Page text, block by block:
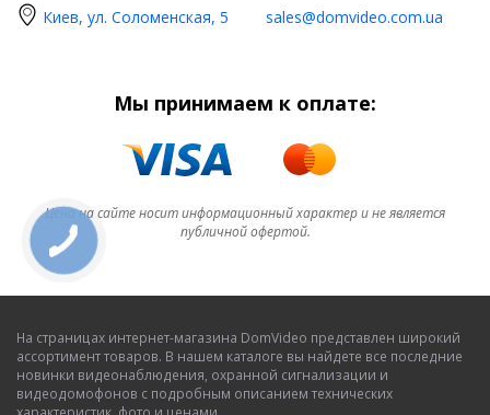
Киев, ул. Соломенская, 5 sales@domvideo.com.ua
Мы принимаем к оплате:
Цена на сайте носит информационный характер и не является
публичной офертой.
На страницах интернет-магазина DomVideo представлен широкий
ассортимент товаров. В нашем каталоге вы найдете все последние
новинки видеонаблюдения, охранной сигнализации и
видеодомофонов с подробным описанием технических